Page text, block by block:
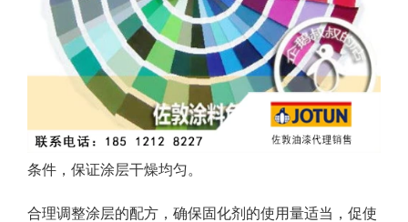
条件，保证涂层干燥均匀。
合理调整涂层的配方，确保固化剂的使用量适当，促使